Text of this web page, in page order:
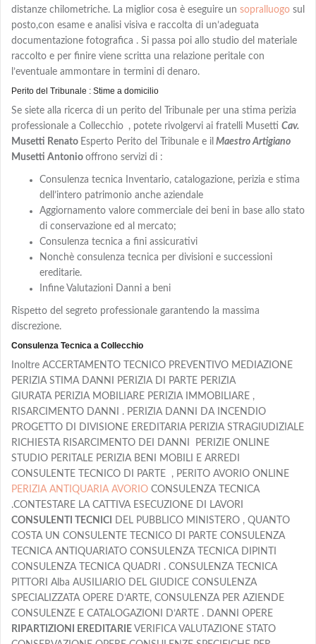
distanze chilometriche. La miglior cosa è eseguire un sopralluogo sul
posto,con esame e analisi visiva e raccolta di un’adeguata
documentazione fotografica . Si passa poi allo studio del materiale
raccolto e per finire viene scritta una relazione peritale con
l’eventuale ammontare in termini di denaro.
Perito del Tribunale : Stime a domicilio
Se siete alla ricerca di un perito del Tribunale per una stima perizia
professionale a Collecchio , potete rivolgervi ai fratelli Musetti Cav.
Musetti Renato Esperto Perito del Tribunale e il Maestro Artigiano
Musetti Antonio offrono servizi di :
Consulenza tecnica Inventario, catalogazione, perizia e stima
dell’intero patrimonio anche aziendale
Aggiornamento valore commerciale dei beni in base allo stato
di conservazione ed al mercato;
Consulenza tecnica a fini assicurativi
Nonchè consulenza tecnica per divisioni e successioni
ereditarie.
Infine Valutazioni Danni a beni
Rispetto del segreto professionale garantendo la massima
discrezione.
Consulenza Tecnica a Collecchio
Inoltre ACCERTAMENTO TECNICO PREVENTIVO MEDIAZIONE
PERIZIA STIMA DANNI PERIZIA DI PARTE PERIZIA
GIURATA PERIZIA MOBILIARE PERIZIA IMMOBILIARE ,
RISARCIMENTO DANNI . PERIZIA DANNI DA INCENDIO
PROGETTO DI DIVISIONE EREDITARIA PERIZIA STRAGIUDIZIALE
RICHIESTA RISARCIMENTO DEI DANNI PERIZIE ONLINE
STUDIO PERITALE PERIZIA BENI MOBILI E ARREDI
CONSULENTE TECNICO DI PARTE , PERITO AVORIO ONLINE
PERIZIA ANTIQUARIA AVORIO CONSULENZA TECNICA
.CONTESTARE LA CATTIVA ESECUZIONE DI LAVORI
CONSULENTI TECNICI
DEL PUBBLICO MINISTERO , QUANTO
COSTA UN CONSULENTE TECNICO DI PARTE CONSULENZA
TECNICA ANTIQUARIATO CONSULENZA TECNICA DIPINTI
CONSULENZA TECNICA QUADRI . CONSULENZA TECNICA
PITTORI Alba AUSILIARIO DEL GIUDICE CONSULENZA
SPECIALIZZATA OPERE D’ARTE, CONSULENZA PER AZIENDE
CONSULENZE E CATALOGAZIONI D’ARTE . DANNI OPERE
RIPARTIZIONI EREDITARIE VERIFICA VALUTAZIONE STATO